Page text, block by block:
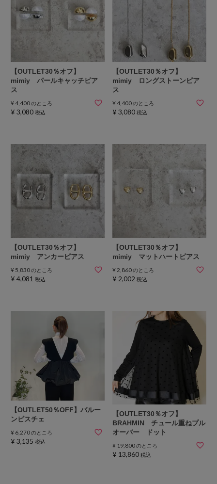
【OUTLET30％オフ】
mimiy パールキャッチピア
ス
¥4,400 のところ
¥ 3,080 税込
【OUTLET30％オフ】
mimiy ロングストーンピア
ス
¥4,400のところ
¥ 3,080 税込
【OUTLET30％オフ】
mimiy アンカーピアス
¥ 5,830 のところ
¥ 4,081 税込
【OUTLET30％オフ】
mimiy マットハートピアス
¥ 2,860のところ
¥ 2,002 税込
【OUTLET50％OFF】バルー
ンビスチェ
¥ 6,270 のところ
¥ 3,135 税込
【OUTLET30％オフ】
BRAHMIN チュール重ねプル
オーバー ドット
¥ 19,800のところ
¥ 13,860 税込